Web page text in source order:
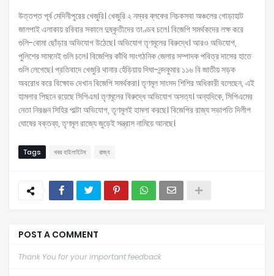
উত্তপ্ত পূর্ব মেদিনীপুরের খেজুরি। খেজুরি ২ নম্বর ব্লকের নিচকসবা অঞ্চলের গোড়াহাট
জালপাই এলাকায় রবিবার সকালে দুষ্কৃতীদের তাণ্ডব চলে। বিজেপি সমর্থকদের লক্ষ করে
গুলি-বোমা ছোঁড়ার অভিযোগ উঠেছে। অভিযোগ তৃণমূলের বিরুদ্ধে। আরও অভিযোগ,
পুলিশের সামনেই গুলি চলে। বিজেপির কাঁথি সাংগঠনিক জেলার সম্পাদক পবিত্র দাসের হাতে
গুলি লেগেছে। প্রতিবাদে খেজুরি থানার হেঁড়িয়ায় দিঘা-নন্দকুমার ১১৬ বি জাতীয় সড়ক
অবরোধ করে বিক্ষোভ দেখান বিজেপি সমর্থকরা। তৃণমূল সাংসদ শিশির অধিকারী বলেছেন, এই
হামলার পিছনে রয়েছে সিপিএম। তৃণমূলের বিরুদ্ধে অভিযোগ অসত্য। অন্যদিকে, সিপিএমের
নেতা নিরঞ্জন সিহির পাল্টা অভিযোগ, তৃণমূলই হামলা করছে। বিজেপির রাজ্য সভাপতি দিলীপ
ঘোষের বক্তব্য, তৃণমূল রাজ্যে জুড়েই সন্ত্রাস নামিয়ে আনছে।
Tags খবর হাইলাইটস রাজ্য
POST A COMMENT
Thank You for your important feedback